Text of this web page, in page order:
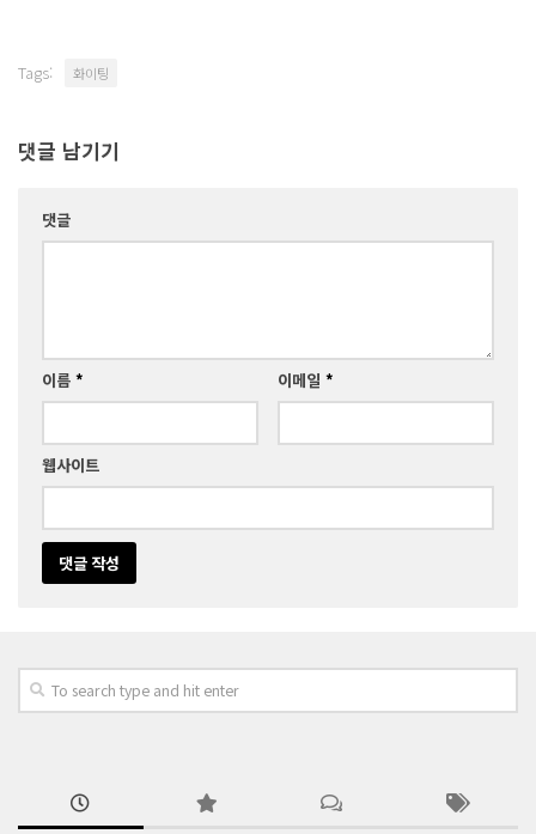
Tags: 화이팅
댓글 남기기
댓글
이름 * 이메일 *
웹사이트